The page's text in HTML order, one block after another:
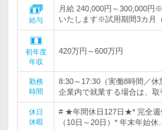
給与
月給 240,000円～300,000円
いたします※試用期間3カ月
初年度
年収
420万円～600万円
勤務
時間
8:30～17:30（実働8時間／
企業内で就業する場合は、取
休日
休暇
# ★年間休日127日★* 完全週
（10日～20日）* 年末年始休…